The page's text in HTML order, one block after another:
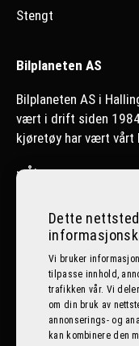
Stengt
Bilplaneten AS
Bilplaneten AS i
vært i drift siden
kjøretøy har vært vårt
>Ål
Nesbyen
Lillehammer
Følg oss på sosiale
Dette
Vi bruker
tilpasse innhold,
trafikken vår. Vi
om din bruk av
annonserings- og
kan kombinere den